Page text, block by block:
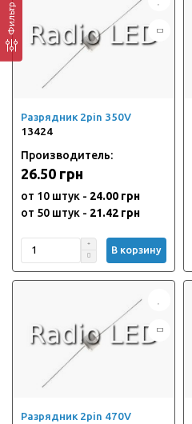
Фильтр
Разрядник 2pin 350V
13424
Производитель:
26.50 грн
от 10 штук - 24.00 грн
от 50 штук - 21.42 грн
В корзину
Разрядник 2pin 470V